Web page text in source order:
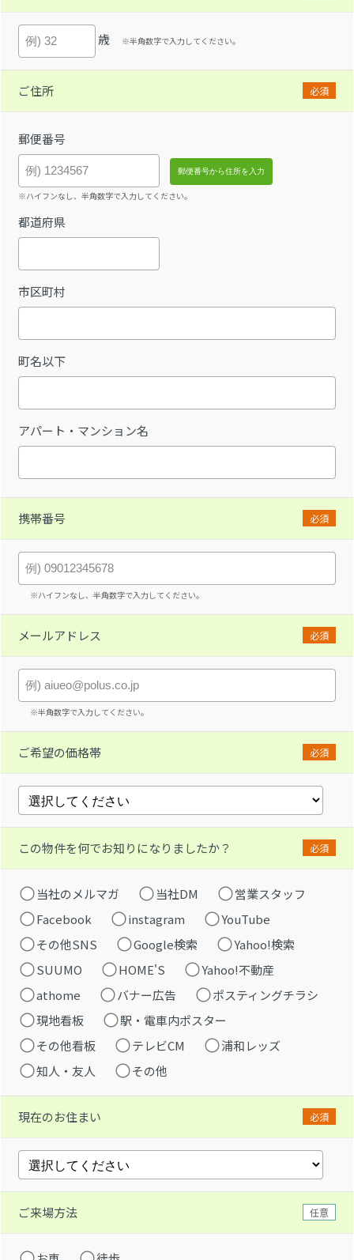
歳 ※半角数字で入力してください。
ご住所 必須
郵便番号
※ハイフンなし、半角数字で入力してください。
都道府県
市区町村
町名以下
アパート・マンション名
携帯番号 必須
※ハイフンなし、半角数字で入力してください。
メールアドレス 必須
※半角数字で入力してください。
ご希望の価格帯 必須
この物件を何でお知りになりましたか？ 必須
当社のメルマガ 当社DM
営業スタッフ
Facebook
instagram
YouTube
その他SNS
Google検索
Yahoo!検索
SUUMO
HOME'S
Yahoo!不動産
athome
バナー広告
ポスティングチラシ
現地看板
駅・電車内ポスター
その他看板
テレビCM
浦和レッズ
知人・友人
その他
現在のお住まい 必須
ご来場方法 任意